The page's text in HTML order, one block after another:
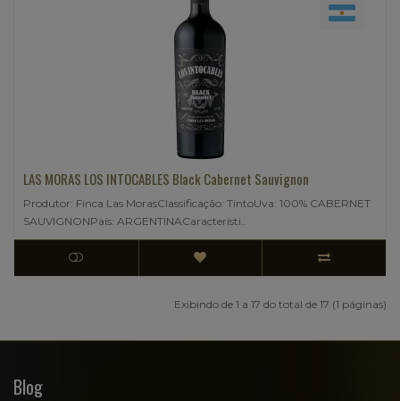
LAS MORAS LOS INTOCABLES Black Cabernet Sauvignon
Produtor: Finca Las MorasClassificação: TintoUva: 100% CABERNET
SAUVIGNONPaís: ARGENTINACaracterísti..
Exibindo de 1 a 17 do total de 17 (1 páginas)
Blog